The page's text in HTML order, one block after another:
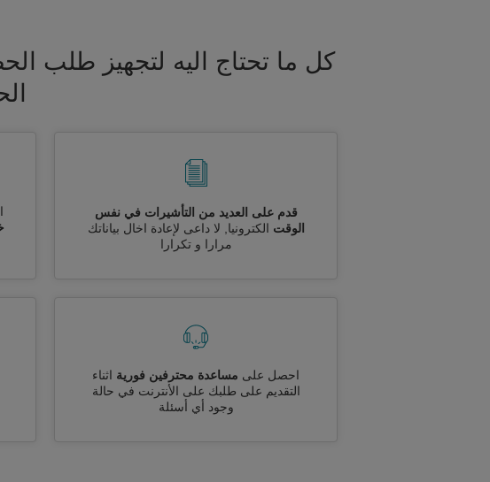
كل ما تحتاج اليه لتجهيز طلب
قدم على العديد من التأشيرات في نفس
الوقت الكترونيا, لا داعى لإعادة اخال بياناتك
مرارا و تكرارا
احصل على مساعدة محترفين فورية اثناء
التقديم على طلبك على الأنترنت في حالة
وجود أي أسئلة